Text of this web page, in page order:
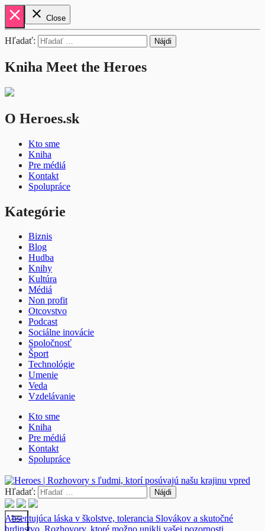
close close Close
Hľadať:
Kniha Meet the Heroes
O Heroes.sk
Kto sme
Kniha
Pre médiá
Kontakt
Spolupráce
Kategórie
Biznis
Blog
Hudba
Knihy
Kultúra
Médiá
Non profit
Otcovstvo
Podcast
Sociálne inovácie
Spoločnosť
Šport
Technológie
Umenie
Veda
Vzdelávanie
Kto sme
Kniha
Pre médiá
Kontakt
Spolupráce
Hľadať:
menu
Absentujúca láska v školstve, tolerancia Slovákov a skutočné